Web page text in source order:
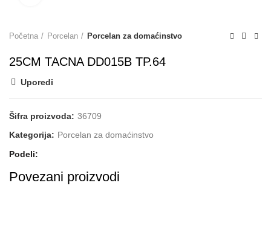
Početna Porcelan Porcelan za domaćinstvo
25CM TACNA DD015B TP.64
Uporedi
Šifra proizvoda: 36709
Kategorija: Porcelan za domaćinstvo
Podeli
Povezani proizvodi